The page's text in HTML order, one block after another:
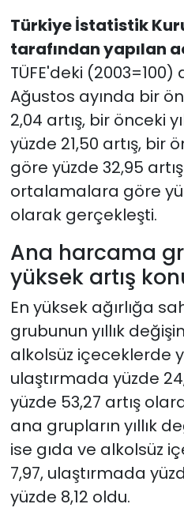
Türkiye İstatistik
tarafından yapılan
TÜFE'deki (2003=100)
Ağustos ayında bir
2,04 artış, bir önceki
yüzde 21,50 artış, bir
göre yüzde 32,95
ortalamalara göre
olarak gerçekleşti.
Ana harcama
yüksek artış
En yüksek ağırlığa
grubunun yıllık
alkolsüz içeceklerde
ulaştırmada yüzde
yüzde 53,27 artış
ana grupların yıllık
ise gıda ve alkolsüz
7,97, ulaştırmada
yüzde 8,12 oldu.